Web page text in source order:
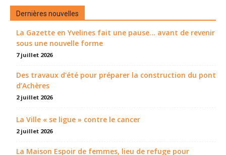
Dernières nouvelles
La Gazette en Yvelines fait une pause... avant de revenir
sous une nouvelle forme
7 juillet 2026
Des travaux d’été pour préparer la construction du pont
d’Achères
2 juillet 2026
La Ville « se ligue » contre le cancer
2 juillet 2026
La Maison Espoir de femmes, lieu de refuge pour